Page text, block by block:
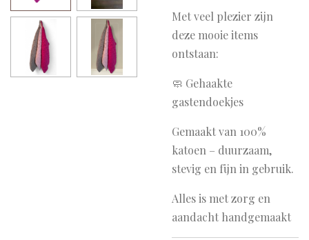
Met veel plezier zijn
deze mooie items
ontstaan:
🧼 Gehaakte
gastendoekjes
Gemaakt van 100%
katoen – duurzaam,
stevig en fijn in gebruik.
Alles is met zorg en
aandacht handgemaakt